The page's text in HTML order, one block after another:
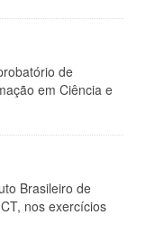
de
em Ciência e
Brasileiro de
nos exercícios